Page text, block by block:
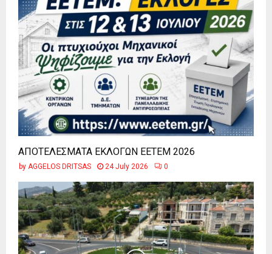
ΑΠΟΤΕΛΕΣΜΑΤΑ ΕΚΛΟΓΩΝ ΕΕΤΕΜ 2026
by AGGELOS DRITSAS 24 July 2026 0